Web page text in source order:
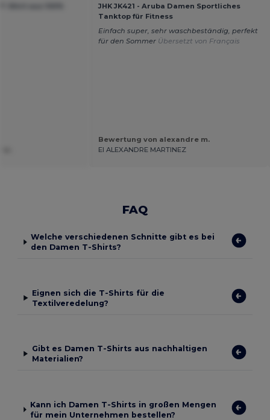
JHK JK421 - Aruba Damen Sportliches
Tanktop für Fitness
Einfach super, sehr waschbeständig, perfekt
für den Sommer Übersetzt von Français
Bewertung von alexandre m.
EI ALEXANDRE MARTINEZ
FAQ
Welche verschiedenen Schnitte gibt es bei
den Damen T-Shirts?
Eignen sich die T-Shirts für die
Textilveredelung?
Gibt es Damen T-Shirts aus nachhaltigen
Materialien?
Kann ich Damen T-Shirts in großen Mengen
für mein Unternehmen bestellen?